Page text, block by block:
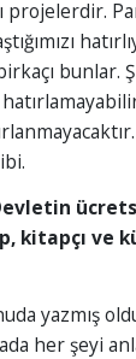
projelerdir.
bunlar.
kitapçı ve
yazmış
her şeyi